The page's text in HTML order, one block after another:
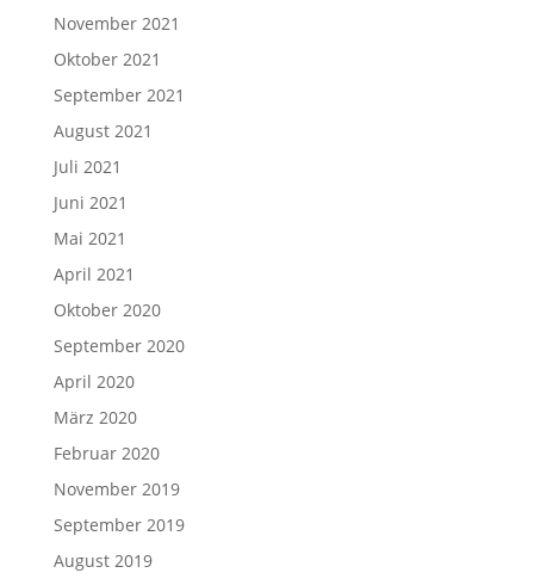
November 2021
Oktober 2021
September 2021
August 2021
Juli 2021
Juni 2021
Mai 2021
April 2021
Oktober 2020
September 2020
April 2020
März 2020
Februar 2020
November 2019
September 2019
August 2019